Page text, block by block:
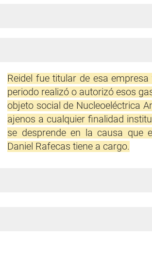
Reidel fue titular de esa
periodo realizó o autorizó esos
objeto social de Nucleoeléctrica
ajenos a cualquier finalidad
se desprende en la causa que
Daniel Rafecas tiene a cargo.